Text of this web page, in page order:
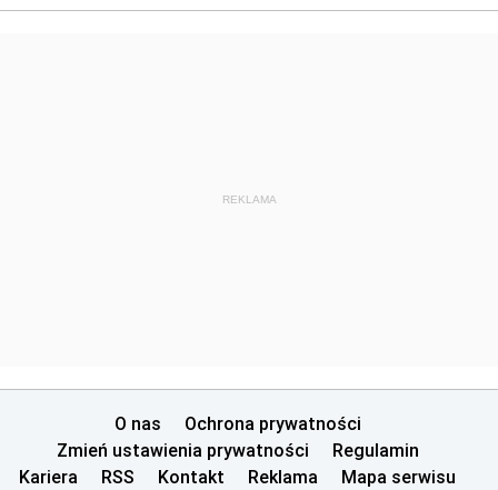
REKLAMA
O nas
Ochrona prywatności
Zmień ustawienia prywatności
Regulamin
Kariera
RSS Kontakt Reklama Mapa serwisu